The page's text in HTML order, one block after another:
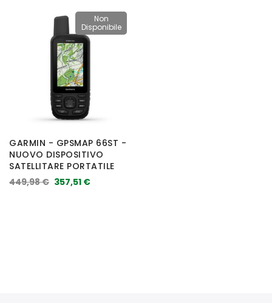
Non
Disponibile
GARMIN - GPSMAP 66ST -
NUOVO DISPOSITIVO
SATELLITARE PORTATILE
357,51 €
449,98 €